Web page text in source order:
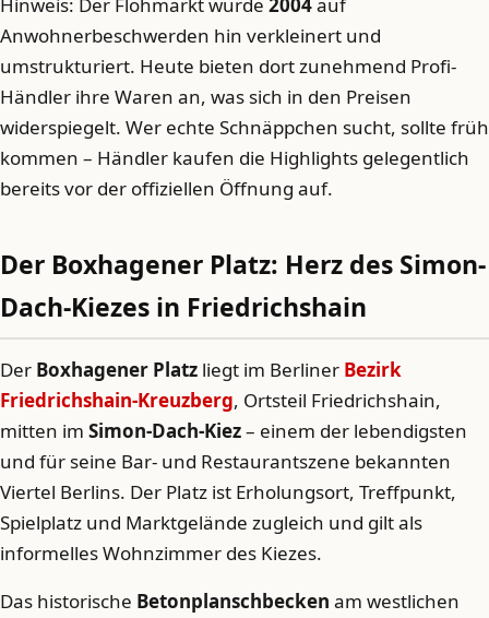
Anwohnerbeschwerden hin verkleinert und
umstrukturiert. Heute bieten dort zunehmend Profi-
Händler ihre Waren an, was sich in den Preisen
widerspiegelt. Wer echte Schnäppchen sucht, sollte früh
kommen – Händler kaufen die Highlights gelegentlich
bereits vor der offiziellen Öffnung auf.
Der Boxhagener Platz: Herz des Simon-
Dach-Kiezes in Friedrichshain
Der Boxhagener Platz liegt im Berliner Bezirk
Friedrichshain-Kreuzberg, Ortsteil Friedrichshain,
mitten im Simon-Dach-Kiez– einem der lebendigsten
und für seine Bar- und Restaurantszene bekannten
Viertel Berlins. Der Platz ist Erholungsort, Treffpunkt,
Spielplatz und Marktgelände zugleich und gilt als
informelles Wohnzimmer des Kiezes.
Das historische Betonplanschbecken am westlichen